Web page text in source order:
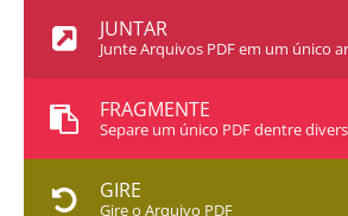
JUNTAR
Junte Arquivos PDF em um único
FRAGMENTE
Separe um único PDF dentre
GIRE
Gire o Arquivo PDF